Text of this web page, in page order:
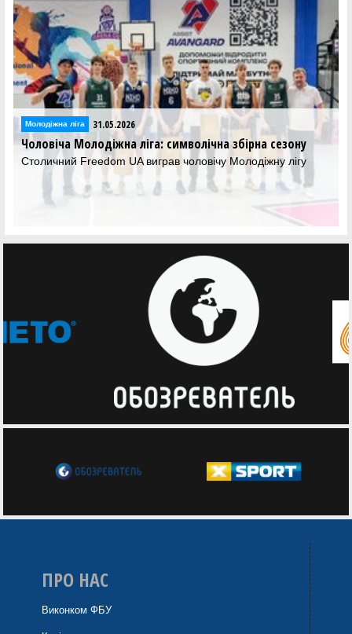
Молодіжна ліга 31.05.2026
Чоловіча Молодіжна ліга: символічна збірна сезону
Столичний Freedom UA виграв чоловічу Молодіжну лігу
ПРО НАС
Виконком ФБУ